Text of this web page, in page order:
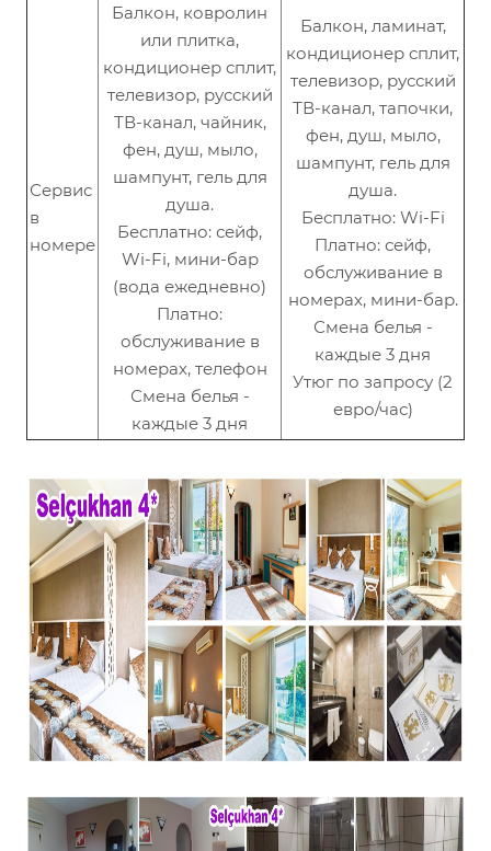
Сервис
в
номере
Балкон, ковролин
или плитка,
кондиционер сплит,
телевизор, русский
ТВ-канал, чайник,
фен, душ, мыло,
шампунт, гель для
душа.
Бесплатно: сейф,
Wi-Fi, мини-бар
(вода ежедневно)
Платно:
обслуживание в
номерах, телефон
Смена белья -
каждые 3 дня
Балкон, ламинат,
кондиционер сплит,
телевизор, русский
ТВ-канал, тапочки,
фен, душ, мыло,
шампунт, гель для
душа.
Бесплатно: Wi-Fi
Платно: сейф,
обслуживание в
номерах, мини-бар.
Смена белья -
каждые 3 дня
Утюг по запросу (2
евро/час)